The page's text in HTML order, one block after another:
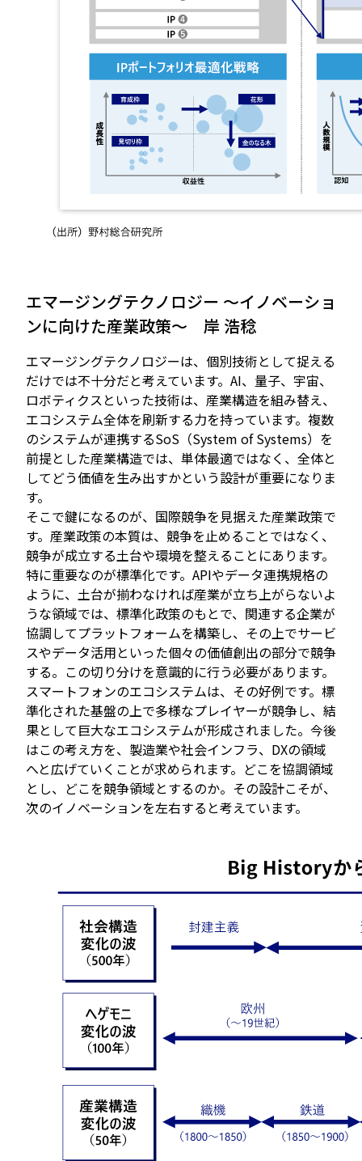
エマージングテクノロジー ～イノベーショ
ンに向けた産業政策～ 岸 浩稔
エマージングテクノロジーは、個別技術として捉える
だけでは不十分だと考えています。AI、量子、宇宙、
ロボティクスといった技術は、産業構造を組み替え、
エコシステム全体を刷新する力を持っています。複数
のシステムが連携するSoS（System of Systems）を
前提とした産業構造では、単体最適ではなく、全体と
してどう価値を生み出すかという設計が重要になりま
す。
そこで鍵になるのが、国際競争を見据えた産業政策で
す。産業政策の本質は、競争を止めることではなく、
競争が成立する土台や環境を整えることにあります。
特に重要なのが標準化です。APIやデータ連携規格の
ように、土台が揃わなければ産業が立ち上がらないよ
うな領域では、標準化政策のもとで、関連する企業が
協調してプラットフォームを構築し、その上でサービ
スやデータ活用といった個々の価値創出の部分で競争
する。この切り分けを意識的に行う必要があります。
スマートフォンのエコシステムは、その好例です。標
準化された基盤の上で多様なプレイヤーが競争し、結
果として巨大なエコシステムが形成されました。今後
はこの考え方を、製造業や社会インフラ、DXの領域
へと広げていくことが求められます。どこを協調領域
とし、どこを競争領域とするのか。その設計こそが、
次のイノベーションを左右すると考えています。